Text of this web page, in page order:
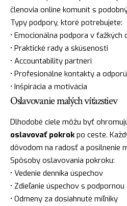
členovia online komunít s
Typy podpory, ktoré potrebujete:
• Emocionálna podpora v ťažkých
• Praktické rady a skúsenosti
• Accountability partneri
• Profesionálne kontakty a
• Inšpirácia a motivácia
Oslavovanie malých víťazstiev
Dlhodobé ciele môžu byť
oslavovať pokrokpo ceste.
dôvodom na radosť a posilnenie
Spôsoby oslavovania pokroku:
• Vedenie denníka úspechov
• Zdieľanie úspechov s
• Odmeny za dosiahnuté míľniky